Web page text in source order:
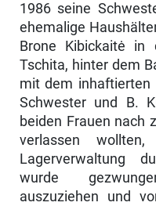
1986 seine
ehemalige
Brone Kibickaitė
Tschita, hinter dem
mit dem inhaftierten
Schwester und B.
beiden Frauen nach
verlassen
Lagerverwaltung
wurde
auszuziehen und